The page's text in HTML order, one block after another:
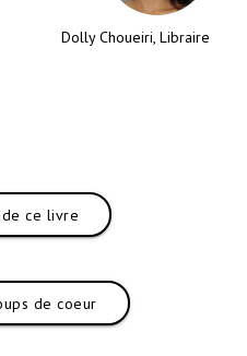
Dolly Choueiri, Libraire
ce livre
de coeur